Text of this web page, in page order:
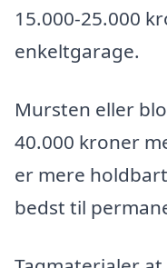
15.000-25.000
enkeltgarage.
Mursten eller
40.000 kroner
er mere
bedst til